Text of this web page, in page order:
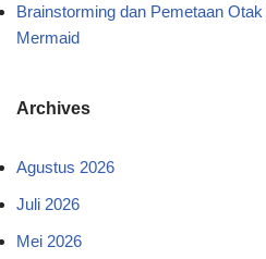
Brainstorming dan Pemetaan
Mermaid
Archives
Agustus 2026
Juli 2026
Mei 2026